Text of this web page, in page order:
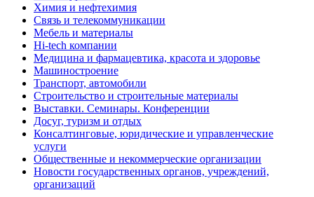
Химия и нефтехимия
Связь и телекоммуникации
Мебель и материалы
Hi-tech компании
Медицина и фармацевтика, красота и здоровье
Машиностроение
Транспорт, автомобили
Строительство и строительные материалы
Выставки. Семинары. Конференции
Досуг, туризм и отдых
Консалтинговые, юридические и управленческие
услуги
Общественные и некоммерческие организации
Новости государственных органов, учреждений,
организаций